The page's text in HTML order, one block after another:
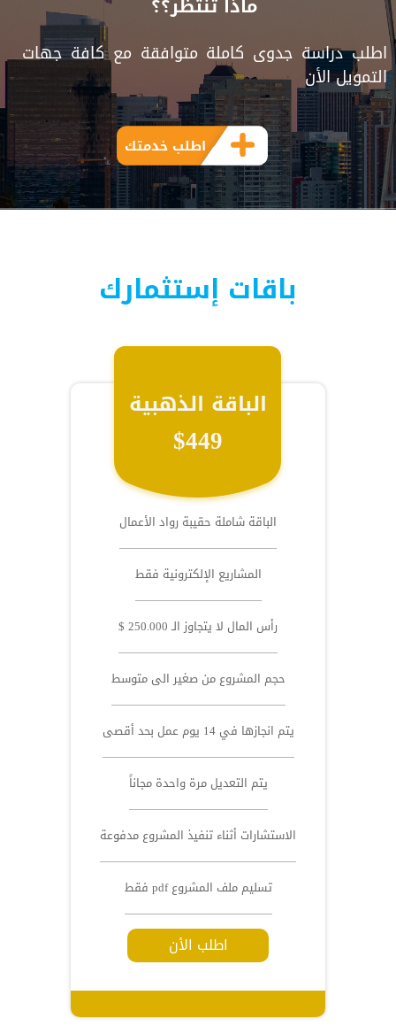
اطلب دراسة جدوى كاملة متوافقة مع كافة جهات
التمويل الأن
اطلب خدمتك
باقات إستثمارك
الباقة الذهبية
$449
الباقة شاملة حقيبة رواد الأعمال
المشاريع الإلكترونية فقط
رأس المال لا يتجاوز الـ 250.000 $
حجم المشروع من صغير الى متوسط
يتم انجازها في 14 يوم عمل بحد أقصى
يتم التعديل مرة واحدة مجاناً
الاستشارات أثناء تنفيذ المشروع مدفوعة
تسليم ملف المشروع pdf فقط
اطلب الأن